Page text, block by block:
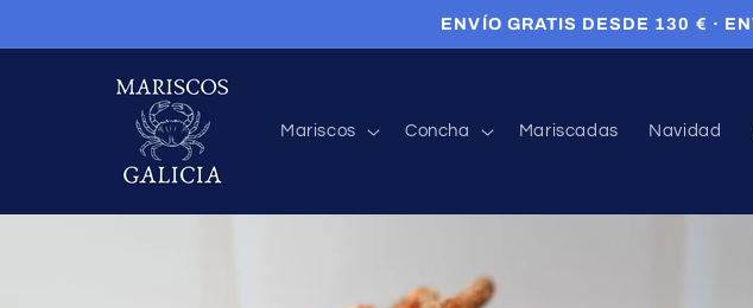
al contenido
ENVÍO GRATIS DESDE 130 € ·
Mariscos Concha Mariscadas Navidad